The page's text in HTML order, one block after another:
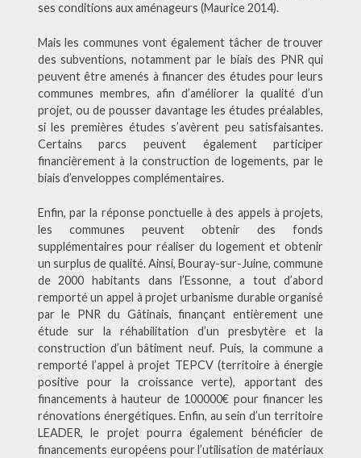
ses conditions aux aménageurs (Maurice 2014).
Mais les communes vont également tâcher de trouver
des subventions, notamment par le biais des PNR qui
peuvent être amenés à financer des études pour leurs
communes membres, afin d’améliorer la qualité d’un
projet, ou de pousser davantage les études préalables,
si les premières études s’avèrent peu satisfaisantes.
Certains parcs peuvent également participer
financièrement à la construction de logements, par le
biais d’enveloppes complémentaires.
Enfin, par la réponse ponctuelle à des appels à projets,
les communes peuvent obtenir des fonds
supplémentaires pour réaliser du logement et obtenir
un surplus de qualité. Ainsi, Bouray-sur-Juine, commune
de 2000 habitants dans l’Essonne, a tout d’abord
remporté un appel à projet urbanisme durable organisé
par le PNR du Gâtinais, finançant entièrement une
étude sur la réhabilitation d’un presbytère et la
construction d’un bâtiment neuf. Puis, la commune a
remporté l’appel à projet TEPCV (territoire à énergie
positive pour la croissance verte), apportant des
financements à hauteur de 100000€ pour financer les
rénovations énergétiques. Enfin, au sein d’un territoire
LEADER, le projet pourra également bénéficier de
financements européens pour l’utilisation de matériaux